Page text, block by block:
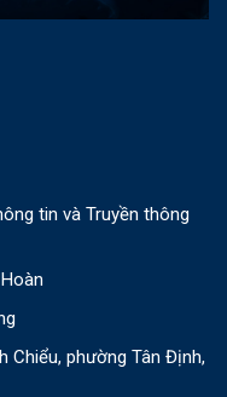
tin và Truyền thông
Chiểu, phường Tân Định,